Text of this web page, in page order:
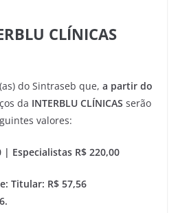
CLÍNICAS
do Sintraseb que, a partir do
da INTERBLU CLÍNICAS serão
valores:
| Especialistas R$ 220,00
Titular: R$ 57,56